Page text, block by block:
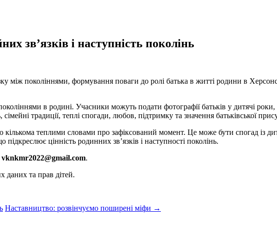
зв’язків і наступність поколінь
між поколіннями, формування поваги до ролі батька в житті родини в
в родині. Учасники можуть подати фотографії батьків у дитячі роки,
традиції, теплі спогади, любов, підтримку та значення батьківської
теплими словами про зафіксований момент. Це може бути спогад із
цінність родинних зв’язків і наступності поколінь.
vknkmr2022@gmail.com.
даних та прав дітей.
Наставництво: розвінчуємо поширені міфи →